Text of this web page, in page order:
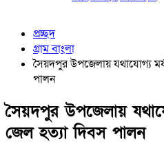
প্রচ্ছদ
গ্রাম বাংলা
সৈয়দপুর উপজেলায় যথাযোগ্য
পালন
সৈয়দপুর উপজেলায়
জেল হত্যা দিবস পালন